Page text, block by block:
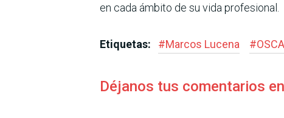
en cada ámbito de su vida profesional.
Etiquetas: #Marcos Lucena #OSCA
Déjanos tus comentarios